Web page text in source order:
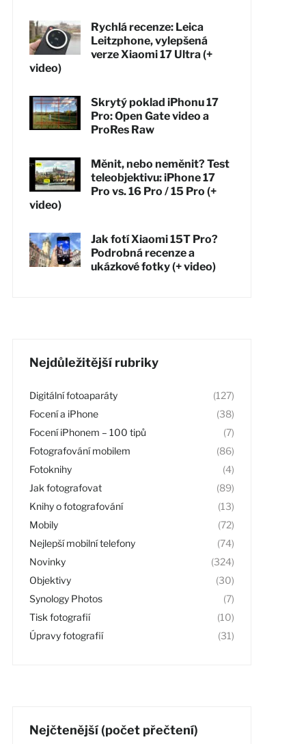
Rychlá recenze: Leica
Leitzphone, vylepšená
verze Xiaomi 17 Ultra (+
video)
Skrytý poklad iPhonu 17
Pro: Open Gate video a
ProRes Raw
Měnit, nebo neměnit? Test
teleobjektivu: iPhone 17
Pro vs. 16 Pro / 15 Pro (+
video)
Jak fotí Xiaomi 15T Pro?
Podrobná recenze a
ukázkové fotky (+ video)
Nejdůležitější rubriky
Digitální fotoaparáty
(127)
Focení a iPhone
(38)
Focení iPhonem – 100 tipů
(7)
Fotografování mobilem
(86)
Fotoknihy
(4)
Jak fotografovat
(89)
Knihy o fotografování
(13)
Mobily
(72)
Nejlepší mobilní telefony
(74)
Novinky
(324)
Objektivy
(30)
Synology Photos
(7)
Tisk fotografií
(10)
Úpravy fotografií
(31)
Nejčtenější (počet přečtení)